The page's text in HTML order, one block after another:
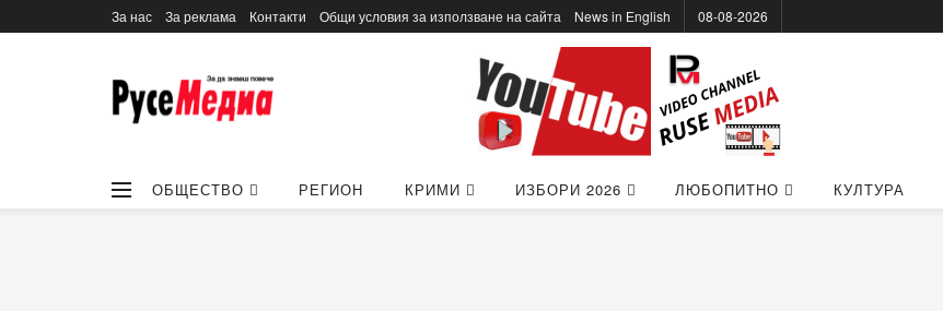
За нас За реклама Контакти Общи условия за използване на сайта News in Еnglish 08-08-2026
ОБЩЕСТВО РЕГИОН КРИМИ ИЗБОРИ 2026 ЛЮБОПИТНО КУЛТУРА